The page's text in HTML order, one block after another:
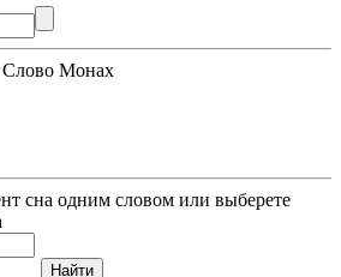
Слово Монах
сна одним словом или выберете